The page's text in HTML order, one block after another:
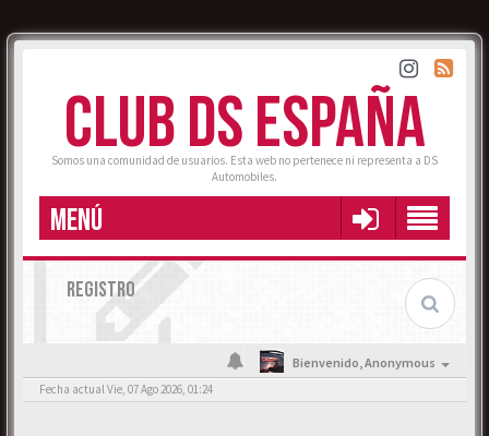
CLUB DS ESPAÑA
Somos una comunidad de usuarios. Esta web no pertenece ni representa a DS
Automobiles.
MENÚ
REGISTRO
Bienvenido,Anonymous
Fecha actual Vie, 07 Ago 2026, 01:24